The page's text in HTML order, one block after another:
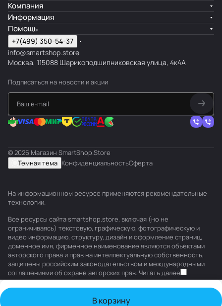
В корзину
Компания
Информация
Помощь
+7(499) 350-54-37
info@smartshop.store
Москва, 115088 Шарикоподшипниковская улица, 4к4А
Подписаться на новости и акции
© 2026 Магазин SmartShop.Store
Темная тема КонфиденциальностьОферта
На информационном ресурсе применяются рекомендательные
технологии.
Все ресурсы сайта smartshop.store, включая (но не
ограничиваясь) текстовую, графическую, фотографическую и
видео информацию, структуру, дизайн и оформление страниц,
доменное имя, фирменное наименование являются объектами
авторского права и прав на интеллектуальную собственность,
защищены российским законодательством и международными
соглашениями об охране авторских прав. Читать далее